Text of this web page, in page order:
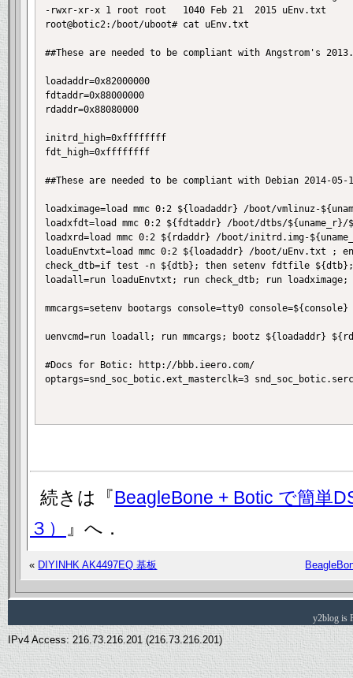
-rwxr-xr-x 1 root root   1040 Feb 21  2015 uEnv.txt
root@botic2:/boot/uboot# cat uEnv.txt
##These are needed to be compliant with Angstrom's
loadaddr=0x82000000
fdtaddr=0x88000000
rdaddr=0x88080000
initrd_high=0xffffffff
fdt_high=0xffffffff
##These are needed to be compliant with Debian 2014-
loadximage=load mmc 0:2 ${loadaddr} /boot/vmlinuz-
loadxfdt=load mmc 0:2 ${fdtaddr} /boot/dtbs/
loadxrd=load mmc 0:2 ${rdaddr} /boot/initrd.img-
loaduEnvtxt=load mmc 0:2 ${loadaddr} /boot/uEnv.txt
check_dtb=if test -n ${dtb}; then setenv fdtfile
loadall=run loaduEnvtxt; run check_dtb; run
mmcargs=setenv bootargs console=tty0
uenvcmd=run loadall; run mmcargs; bootz ${loadaddr}
#Docs for Botic: http://bbb.ieero.com/
optargs=snd_soc_botic.ext_masterclk=3
続きは『 BeagleBone + Botic で簡単
３） 』へ．
« DIYINHK AK4497EQ 基板
y2blog is
IPv4 Access: 216.73.216.201 (216.73.216.201)